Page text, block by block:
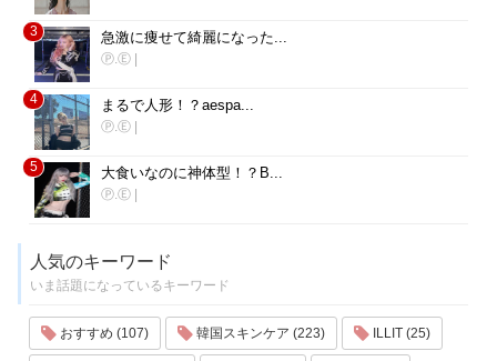
3 急激に痩せて綺麗になった...
Ⓟ.Ⓔ |
4 まるで人形！？aespa...
Ⓟ.Ⓔ |
5 大食いなのに神体型！？B...
Ⓟ.Ⓔ |
人気のキーワード
いま話題になっているキーワード
おすすめ (107) 韓国スキンケア (223) ILLIT (25)